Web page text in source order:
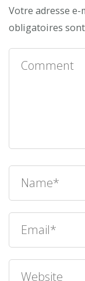
Votre adresse e-
obligatoires